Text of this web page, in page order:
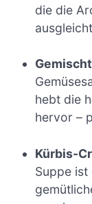
die die
hebt die
hervor –
Kürbis-
Suppe ist